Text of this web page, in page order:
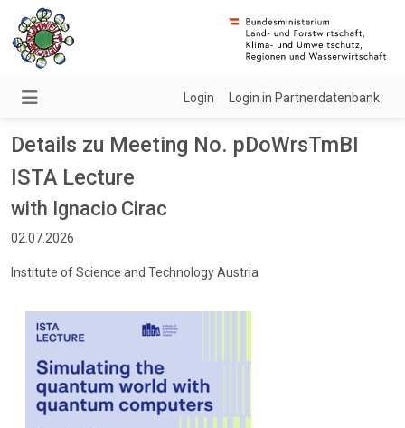
Login Login in Partnerdatenbank
Details zu Meeting No. pDoWrsTmBI
ISTA Lecture
with Ignacio Cirac
02.07.2026
Institute of Science and Technology Austria